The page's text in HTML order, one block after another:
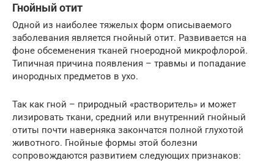
Гнойный отит
Одной из наиболее тяжелых форм описываемого
заболевания является гнойный отит. Развивается на
фоне обсеменения тканей гноеродной микрофлорой.
Типичная причина появления – травмы и попадание
инородных предметов в ухо.
Так как гной – природный «растворитель» и может
лизировать ткани, средний или внутренний гнойный
отиты почти наверняка закончатся полной глухотой
животного. Гнойные формы этой болезни
сопровождаются развитием следующих признаков: